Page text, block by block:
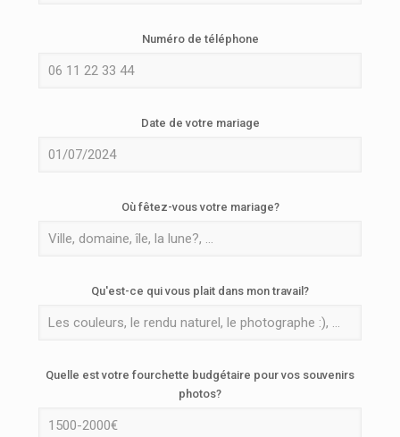
Numéro de téléphone
Date de votre mariage
Où fêtez-vous votre mariage?
Qu'est-ce qui vous plait dans mon travail?
Quelle est votre fourchette budgétaire pour vos souvenirs
photos?